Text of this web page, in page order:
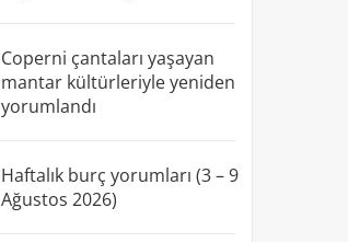
Coperni çantaları yaşayan
mantar kültürleriyle yeniden
yorumlandı
Haftalık burç yorumları (3 – 9
Ağustos 2026)